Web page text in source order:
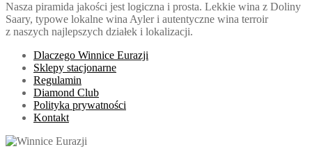
Nasza piramida jakości jest logiczna i prosta. Lekkie wina z Doliny
Saary, typowe lokalne wina Ayler i autentyczne wina terroir
z naszych najlepszych działek i lokalizacji.
Dlaczego Winnice Eurazji
Sklepy stacjonarne
Regulamin
Diamond Club
Polityka prywatności
Kontakt